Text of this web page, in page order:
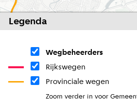
Legenda
Wegbeheerders
Rijkswegen
Provinciale wegen
Zoom verder in voor